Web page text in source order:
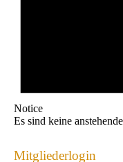
Notice
Es sind keine
Mitgliederlogin